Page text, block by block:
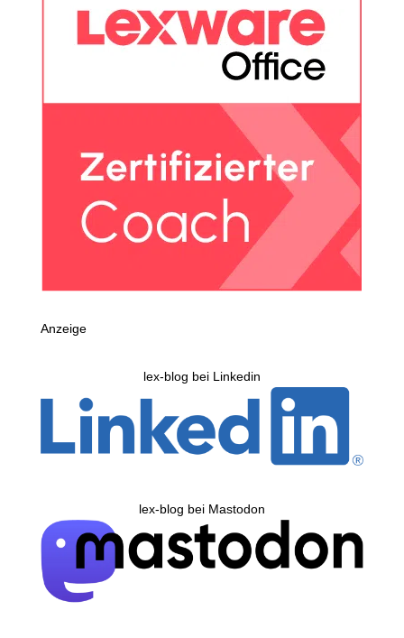
Anzeige
lex-blog bei Linkedin
lex-blog bei Mastodon